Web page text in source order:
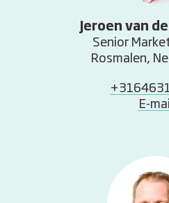
Jeroen van
Senior
Rosmalen,
E-mail